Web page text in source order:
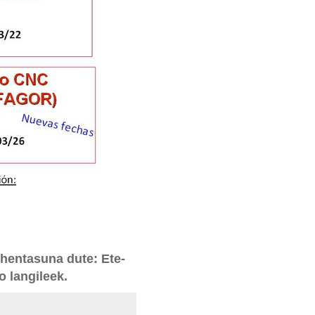
dute: Ete-
langileek.